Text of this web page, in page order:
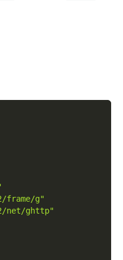
frame/g"
net/ghttp"